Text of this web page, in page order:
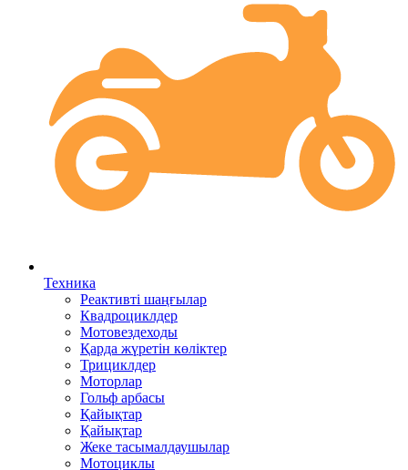
Техника
Реактивті шаңғылар
Квадроциклдер
Мотовездеходы
Қарда жүретін көліктер
Трициклдер
Моторлар
Гольф арбасы
Қайықтар
Қайықтар
Жеке тасымалдаушылар
Мотоциклы